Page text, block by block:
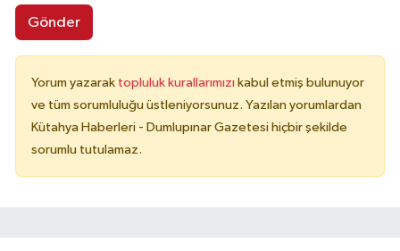
Gönder
Yorum yazarak topluluk kurallarımızı kabul etmiş bulunuyor
ve tüm sorumluluğu üstleniyorsunuz. Yazılan yorumlardan
Kütahya Haberleri - Dumlupınar Gazetesi hiçbir şekilde
sorumlu tutulamaz.